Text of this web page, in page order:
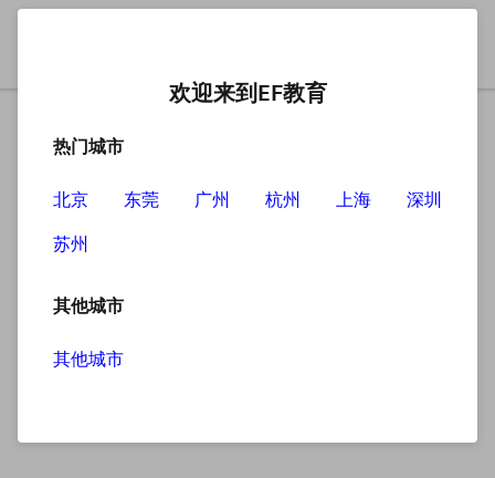
in-/in
欢迎来到EF教育
热门城市
北京 东莞 广州 杭州 上海
深圳
苏州
其他城市
其他城市